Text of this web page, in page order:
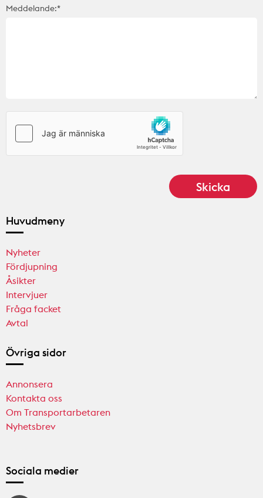
Meddelande:*
Huvudmeny
Nyheter
Fördjupning
Åsikter
Intervjuer
Fråga facket
Avtal
Övriga sidor
Annonsera
Kontakta oss
Om Transportarbetaren
Nyhetsbrev
Sociala medier